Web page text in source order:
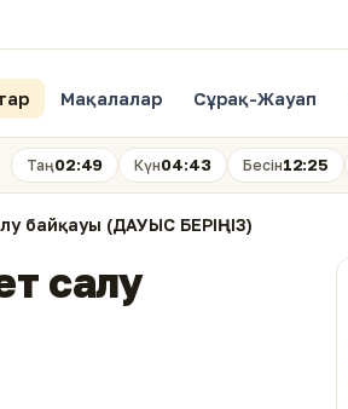
Мақалалар Сұрақ-Жауап
Таң02:49 Күн04:43 Бесін12:25
байқауы (ДАУЫС БЕРІҢІЗ)
салу